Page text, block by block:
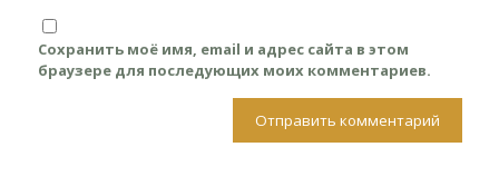
Сохранить моё имя, email и адрес сайта в этом
браузере для последующих моих комментариев.